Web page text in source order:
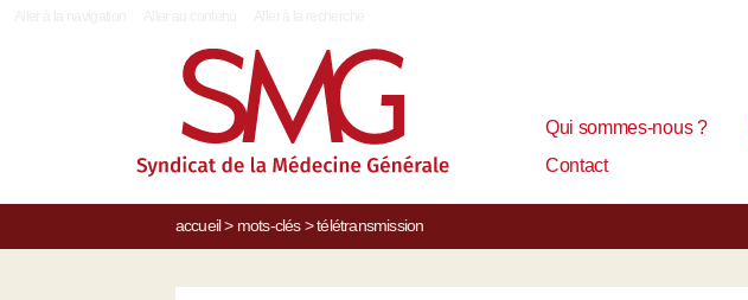
Qui sommes-nous ?
Contact
accueil> mots-clés> télétransmission